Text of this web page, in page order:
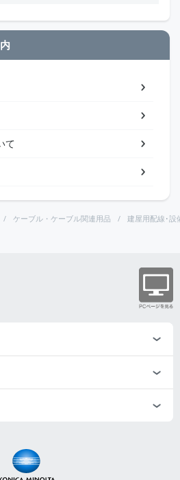
て
ケーブル・ケーブル関連用品 建屋用配線･設